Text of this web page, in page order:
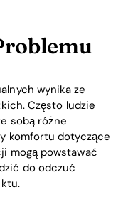
wynika ze
Często ludzie
sobą różne
komfortu dotyczące
mogą powstawać
do odczuć